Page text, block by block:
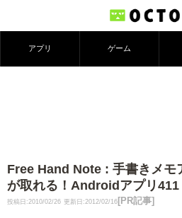
アプリ ゲーム
Free Hand Note : 手書きメモ
が取れる！Androidアプリ411
投稿日:2010/02/26 更新日:2012/02/16 [PR記事]